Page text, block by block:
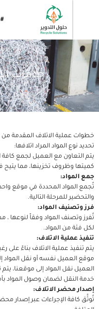
خدمات
الاتلاف المقدمة من حلول
المواد المراد اتلافها:
مع العميل لجمع كافة
تخزينها، مما يتيح فهم
المحددة في موقع واحد، وذلك
للمرحلة التالية.
المواد:
المواد وفقاً لنوعها ، مما يساعد
المواد.
الاتلاف:
عملية الاتلاف بناءً على رغبة
نفسه أو نقل المواد إلى موقع
المواد إلى موقعنا، يتم توفير
لضمان وصول المواد بأمان إلى
الاتلاف:
الإجراءات عبر إصدار محضر